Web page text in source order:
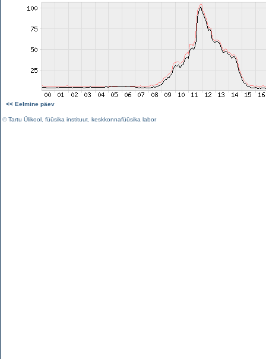
<< Eelmine päev
©Tartu Ülikool füüsika instituut keskkonnafüüsika labor